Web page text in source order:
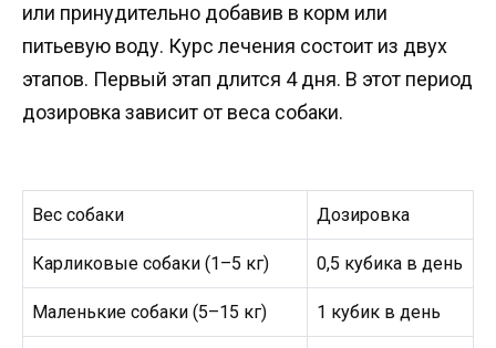
или принудительно добавив в корм или
питьевую воду. Курс лечения состоит из двух
этапов. Первый этап длится 4 дня. В этот период
дозировка зависит от веса собаки.
Вес собаки Дозировка
Карликовые собаки (1–5 кг) 0,5 кубика в день
Маленькие собаки (5–15 кг) 1 кубик в день